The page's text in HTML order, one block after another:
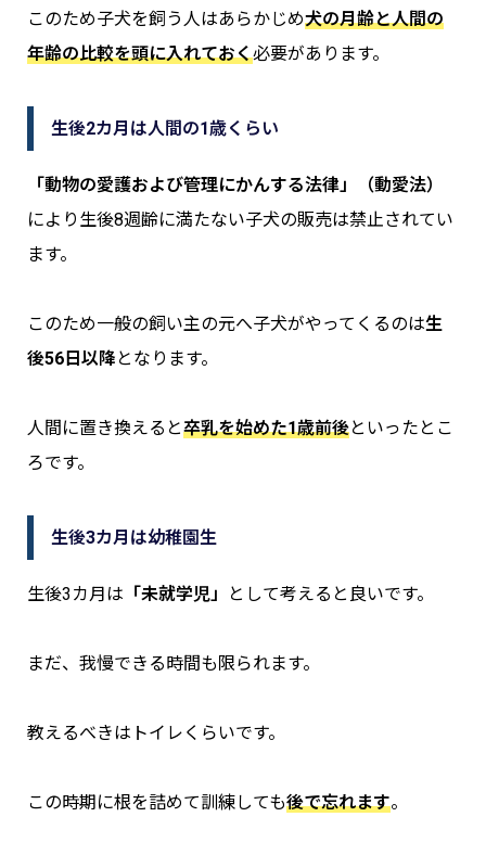
このため子犬を飼う人はあらかじめ犬の月齢と人間の
年齢の比較を頭に入れておく必要があります。
生後2カ月は人間の1歳くらい
「動物の愛護および管理にかんする法律」（動愛法）
により生後8週齢に満たない子犬の販売は禁止されてい
ます。
このため一般の飼い主の元へ子犬がやってくるのは生
後56日以降 となります。
人間に置き換えると卒乳を始めた1歳前後といったとこ
ろです。
生後3カ月は幼稚園生
生後3カ月は 「未就学児」 として考えると良いです。
まだ、我慢できる時間も限られます。
教えるべきはトイレくらいです。
この時期に根を詰めて訓練しても後で忘れます。